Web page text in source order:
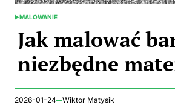
POSTED
MALOWANIE
Jak malować
niezbędne
2026-01-24 Wiktor Matysik